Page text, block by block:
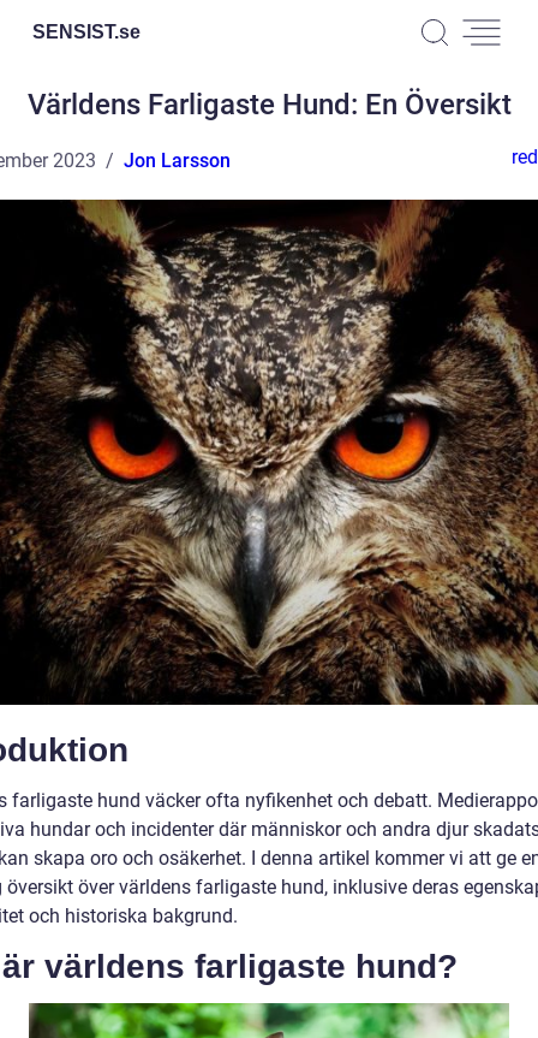
SENSIST.se
Världens Farligaste Hund: En Översikt
2023 Jon Larsson
farligaste hund väcker ofta nyfikenhet och debatt.
hundar och incidenter där människor och andra djur
skapa oro och osäkerhet. I denna artikel kommer vi att ge
översikt över världens farligaste hund, inklusive deras
och historiska bakgrund.
världens farligaste hund?